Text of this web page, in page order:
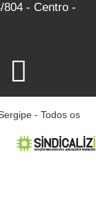
804 - Centro -
- Todos os